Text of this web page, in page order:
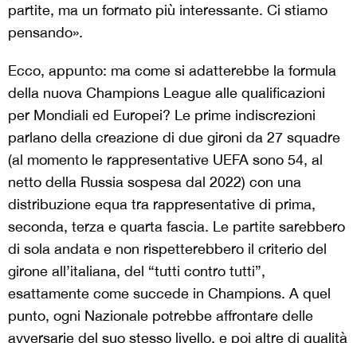
partite, ma un formato più interessante. Ci stiamo
pensando».
Ecco, appunto: ma come si adatterebbe la formula
della nuova Champions League alle qualificazioni
per Mondiali ed Europei? Le prime indiscrezioni
parlano della creazione di due gironi da 27 squadre
(al momento le rappresentative UEFA sono 54, al
netto della Russia sospesa dal 2022) con una
distribuzione equa tra rappresentative di prima,
seconda, terza e quarta fascia. Le partite sarebbero
di sola andata e non rispetterebbero il criterio del
girone all’italiana, del “tutti contro tutti”,
esattamente come succede in Champions. A quel
punto, ogni Nazionale potrebbe affrontare delle
avversarie del suo stesso livello, e poi altre di qualità